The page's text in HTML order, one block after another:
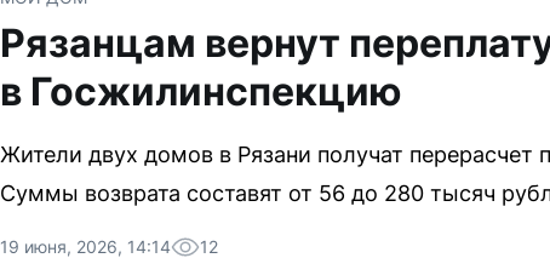
Рязанцам вернут
в Госжилинспекцию
Жители двух домов в Рязани получат
Суммы возврата составят от 56 до 280 тысяч
19 июня, 2026, 14:14 12